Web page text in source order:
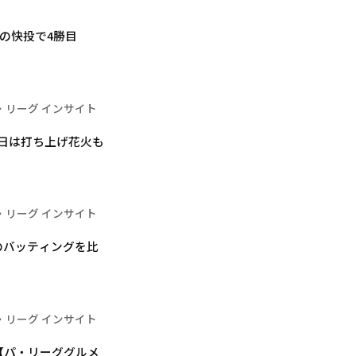
快投で4勝目
リーグ インサイト
は打ち上げ花火も
リーグ インサイト
ッティングを比
リーグ インサイト
・リーググルメ